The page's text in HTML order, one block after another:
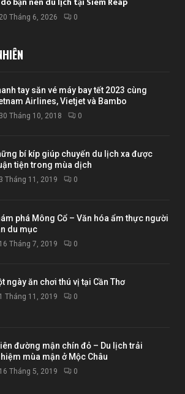
20 Tháng 6, 2026 0
tay săn vé máy bay tết 2023 cùng
Airlines, Vietjet và Bambo
30 Tháng 10, 2018 0
bí kíp giúp chuyến du lịch xa được
tiện trong mùa dịch
3 Tháng 11, 2019 0
phá Mông Cổ – Văn hóa ẩm thực người
du mục
16 Tháng 7, 2019 0
ngày ăn chơi thú vị tại Cần Thơ
1 Tháng 11, 2019 0
đường mận chín đỏ – Du lịch trải
mùa mận ở Mộc Châu
16 Tháng 5, 2019 0